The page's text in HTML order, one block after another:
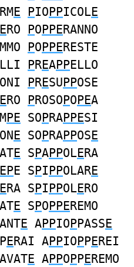
E PIOPPICOLE
ERO POPPERANNO
POPPERESTE
PREAPPELLO
ONI PRESUPPOSE
RO PROSOPOPEA
PE SOPRAPPESI
ONE SOPRAPPOSE
E SPAPPOLERA
E SPIPPOLARE
ERA SPIPPOLERO
E SPOPPEREMO
E APPIOPPASSE
PERAI APPIOPPEREI
E APPOPPEREMO